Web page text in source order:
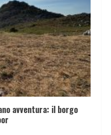
avventura: il borgo